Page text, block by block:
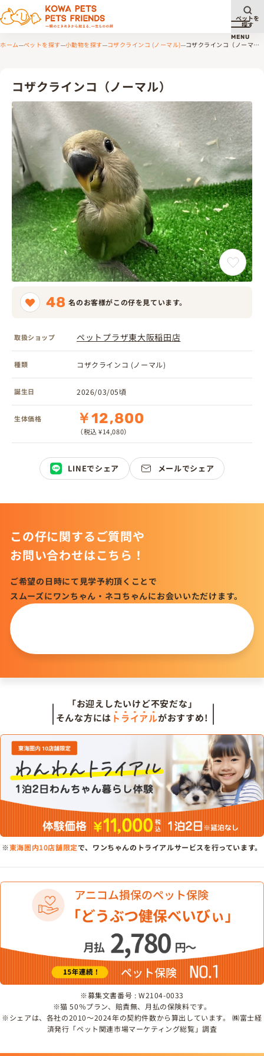
メニ
MENU
ペットを
探す
ホーム ペットを探す 小動物を探す コザクラインコ (ノーマル) コザクラインコ（ノーマ
コザクラインコ（ノーマル）
48 名のお客様がこの仔を見ています。
取扱ショップ ペットプラザ東大阪稲田店
種類 コザクラインコ (ノーマル)
誕生日 2026/03/05頃
生体価格 ￥12,800
（税込 ¥14,080）
LINEでシェア メールでシェア
この仔に関するご質問や
お問い合わせはこちら！
ご希望の日時にて見学予約頂くことで
スムーズにワンちゃん・ネコちゃんにお会いいただけます。
「お迎えしたいけど不安だな」
そんな方には トライアルがおすすめ!
※東海圏内10店舗限定で、ワンちゃんのトライアルサービスを行っています。
※募集文書番号 : W2104-0033
※猫 50％プラン、賠責無、月払の保険料です。
※シェアは、各社の2010～2024年の契約件数から算出しています。 ㈱富士経
済発行「ペット関連市場マーケティング総覧」調査